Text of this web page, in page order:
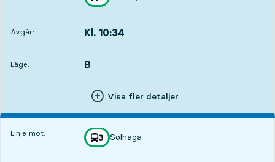
mot
,
Avgår: Kl. 10:34
Läge:
LÄGE, B
,
Visa fler detaljer
Linje mot: linje
3
mot
Solhaga
,